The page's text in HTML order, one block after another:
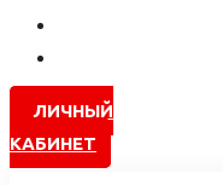
ЛИЧНЫЙ
КАБИНЕТ